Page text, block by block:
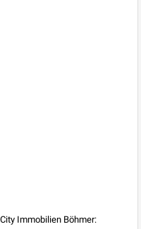
Immobilien Böhmer: